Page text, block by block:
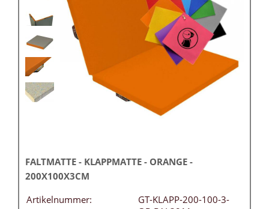
FALTMATTE - KLAPPMATTE - ORANGE -
200X100X3CM
Artikelnummer:
GT-KLAPP-200-100-3-